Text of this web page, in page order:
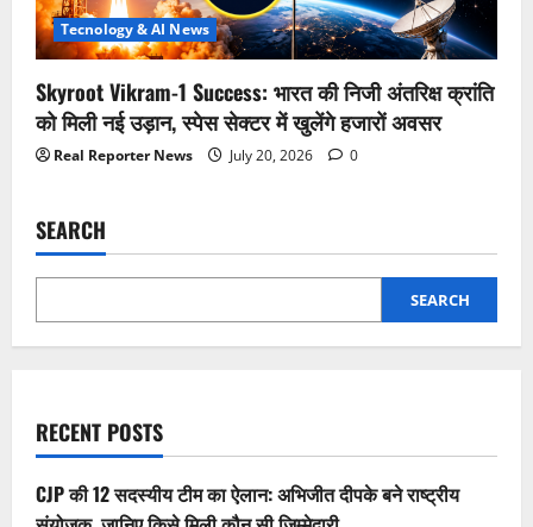
Tecnology & AI News
Skyroot Vikram-1 Success: भारत की निजी अंतरिक्ष क्रांति
को मिली नई उड़ान, स्पेस सेक्टर में खुलेंगे हजारों अवसर
Real Reporter News July 20, 2026 0
SEARCH
SEARCH
RECENT POSTS
CJP की 12 सदस्यीय टीम का ऐलान: अभिजीत दीपके बने राष्ट्रीय